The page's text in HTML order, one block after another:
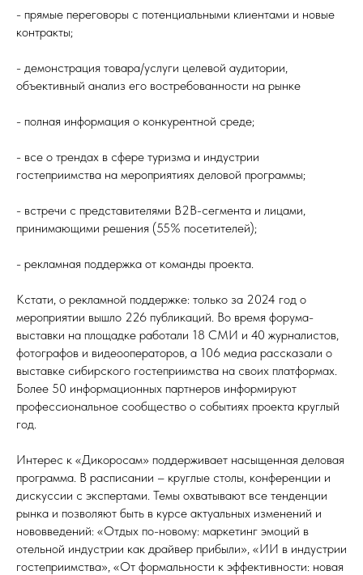
- прямые переговоры с потенциальными клиентами и новые
контракты;
- демонстрация товара/услуги целевой аудитории,
объективный анализ его востребованности на рынке
- полная информация о конкурентной среде;
- все о трендах в сфере туризма и индустрии
гостеприимства на мероприятиях деловой программы;
- встречи с представителями B2B-сегмента и лицами,
принимающими решения (55% посетителей);
- рекламная поддержка от команды проекта.
Кстати, о рекламной поддержке: только за 2024 год о
мероприятии вышло 226 публикаций. Во время форума-
выставки на площадке работали 18 СМИ и 40 журналистов,
фотографов и видеооператоров, а 106 медиа рассказали о
выставке сибирского гостеприимства на своих платформах.
Более 50 информационных партнеров информируют
профессиональное сообщество о событиях проекта круглый
год.
Интерес к «Дикоросам» поддерживает насыщенная деловая
программа. В расписании – круглые столы, конференции и
дискуссии с экспертами. Темы охватывают все тенденции
рынка и позволяют быть в курсе актуальных изменений и
нововведений: «Отдых по-новому: маркетинг эмоций в
отельной индустрии как драйвер прибыли», «ИИ в индустрии
гостеприимства», «От формальности к эффективности: новая